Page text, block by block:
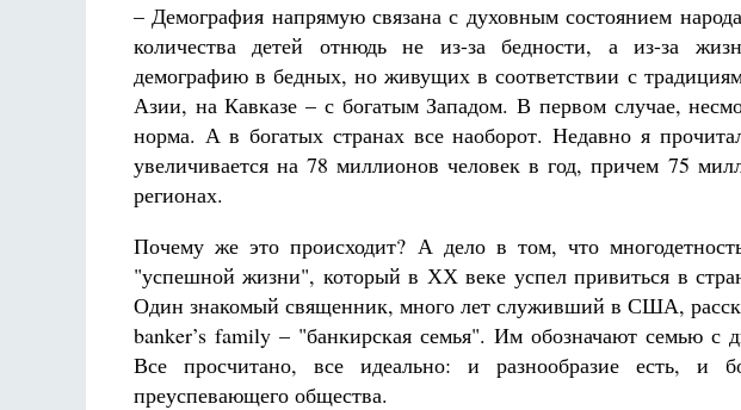
– Демография напрямую связана с духовным состоянием
количества детей отнюдь не из-за бедности, а из-за
демографию в бедных, но живущих в соответствии с
Азии, на Кавказе – с богатым Западом. В первом случае,
норма. А в богатых странах все наоборот. Недавно я
увеличивается на 78 миллионов человек в год, причем 75
регионах.
Почему же это происходит? А дело в том, что
"успешной жизни", который в ХХ веке успел привиться в
Один знакомый священник, много лет служивший в США,
banker’s family – "банкирская семья". Им обозначают семью с
Все просчитано, все идеально: и разнообразие есть,
преуспевающего общества.